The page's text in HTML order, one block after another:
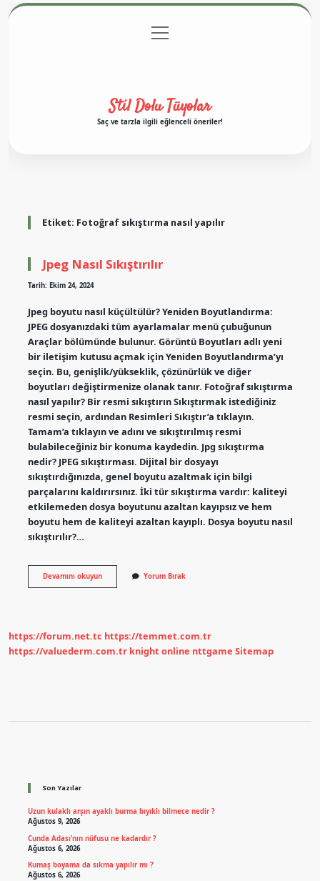
Gizlilik Politikası
menüyü
aç
Stil Dolu Tüyolar
Saç ve tarzla ilgili eğlenceli öneriler!
Etiket: Fotoğraf sıkıştırma nasıl yapılır
Jpeg Nasıl Sıkıştırılır
Tarih: Ekim 24, 2024
Jpeg boyutu nasıl küçültülür? Yeniden Boyutlandırma:
JPEG dosyanızdaki tüm ayarlamalar menü çubuğunun
Araçlar bölümünde bulunur. Görüntü Boyutları adlı yeni
bir iletişim kutusu açmak için Yeniden Boyutlandırma’yı
seçin. Bu, genişlik/yükseklik, çözünürlük ve diğer
boyutları değiştirmenize olanak tanır. Fotoğraf sıkıştırma
nasıl yapılır? Bir resmi sıkıştırın Sıkıştırmak istediğiniz
resmi seçin, ardından Resimleri Sıkıştır’a tıklayın.
Tamam’a tıklayın ve adını ve sıkıştırılmış resmi
bulabileceğiniz bir konuma kaydedin. Jpg sıkıştırma
nedir? JPEG sıkıştırması. Dijital bir dosyayı
sıkıştırdığınızda, genel boyutu azaltmak için bilgi
parçalarını kaldırırsınız. İki tür sıkıştırma vardır: kaliteyi
etkilemeden dosya boyutunu azaltan kayıpsız ve hem
boyutu hem de kaliteyi azaltan kayıplı. Dosya boyutu nasıl
sıkıştırılır?…
Devamını okuyunJpeg
Nasıl
Yorum Bırak
https://forum.net.tc https://temmet.com.tr
https://valuederm.com.tr knight online nttgame Sitemap
Son Yazılar
Uzun kulaklı arşın ayaklı burma bıyıklı bilmece nedir ?
Ağustos 9, 2026
Cunda Adası’nın nüfusu ne kadardır ?
Ağustos 6, 2026
Kumaş boyama da sıkma yapılır mı ?
Ağustos 6, 2026